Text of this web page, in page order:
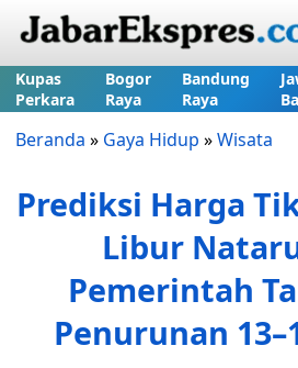
Kupas
Perkara
Bogor
Raya
Bandung
Raya
Beranda » Gaya Hidup »Wisata
Prediksi Harga
Libur
Pemerintah
Penurunan